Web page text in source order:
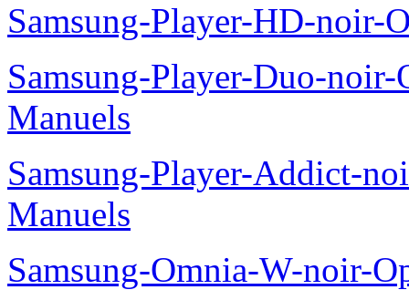
Samsung-Player-HD-noir-
Samsung-Player-Duo-
Manuels
Samsung-Player-Addict-
Manuels
Samsung-Omnia-W-noir-